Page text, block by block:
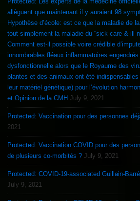
allèguent que maintenant il y auraient 98
Hypothèse d’école: est ce que la maladie de
tout simplement la maladie du “sick-care & ill-
Comment est-il possible voire crédible
innombrables fléaux inflammatoires
dysfonctionnelle alors que le Royaume des
plantes et des animaux ont été
leur matériel génétique) pour l’évolution
et Opinion de la CMH July 9, 2021
Protected: Vaccination pour des personnes
2021
Protected: Vaccination COVID pour des
de plusieurs co-morbités ? July 9, 2021
Protected: COVID-19-associated Guillain-
July 9, 2021